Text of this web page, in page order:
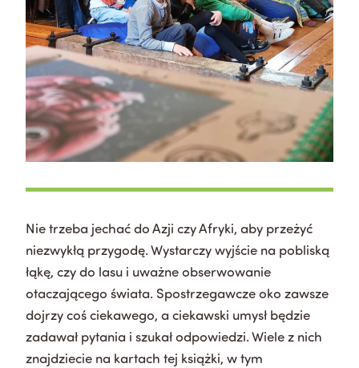
Nie trzeba jechać do Azji czy Afryki, aby przeżyć
niezwykłą przygodę. Wystarczy wyjście na pobliską
łąkę, czy do lasu i uważne obserwowanie
otaczającego świata. Spostrzegawcze oko zawsze
dojrzy coś ciekawego, a ciekawski umysł będzie
zadawał pytania i szukał odpowiedzi. Wiele z nich
znajdziecie na kartach tej książki, w tym